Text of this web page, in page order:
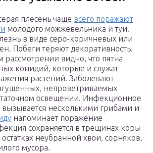
плесень чаще всего поражают
молодого можжевельника и туи.
в виде серо-коричневых или
Побеги теряют декоративность.
видно, что пятна
конидий, которые и служат
растений. Заболевают
непроветриваемых
освещении. Инфекционное
вызывается несколькими грибами и
напоминает поражение
сохраняется в трещинах коры
неубранной хвои, сорняков,
мусора.